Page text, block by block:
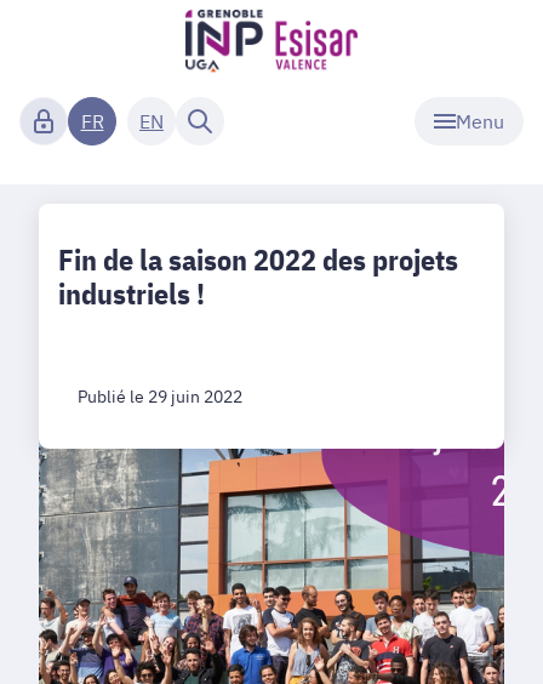
Menu
FR EN
Fin de la saison 2022 des projets
industriels !
Publié le 29 juin 2022